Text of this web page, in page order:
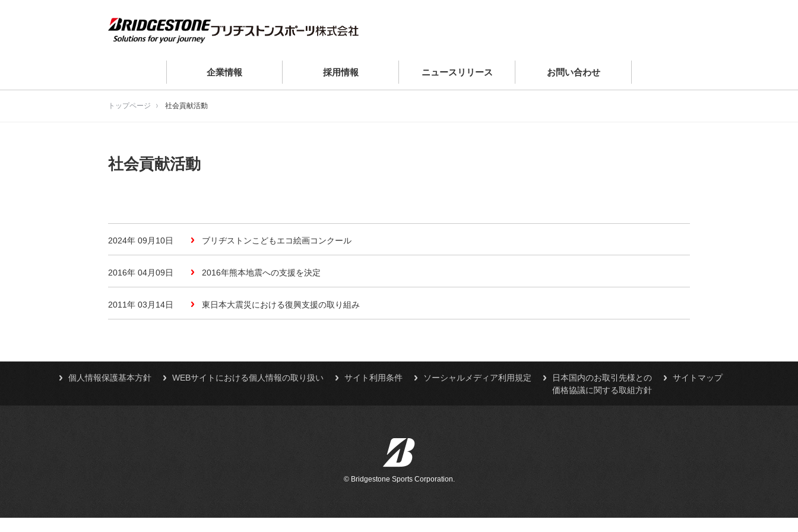
企業情報 採用情報 ニュースリリース お問い合わせ
トップページ 社会貢献活動
社会貢献活動
2024年 09月10日 ブリヂストンこどもエコ絵画コンクール
2016年 04月09日 2016年熊本地震への支援を決定
2011年 03月14日 東日本大震災における復興支援の取り組み
個人情報保護基本方針 WEBサイトにおける個人情報の取り扱い サイト利用条件 ソーシャルメディア利用規定
日本国内のお取引先様との
価格協議に関する取組方針
サイトマップ
© Bridgestone Sports Corporation.